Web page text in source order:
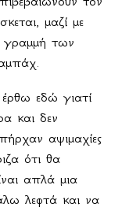
μαζί με
γραμμή των
εδώ γιατί
και δεν
αψιμαχίες
ότι θα
απλά μια
λεφτά και να